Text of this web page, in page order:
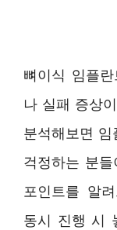
뼈이식 임플
나 실패 증상
분석해보면 임
걱정하는 분
포인트를 알
동시 진행 시